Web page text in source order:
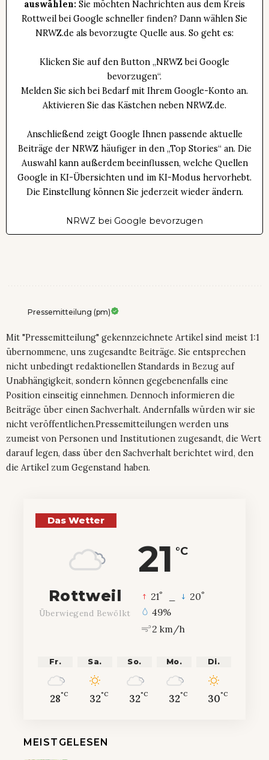
auswählen: Sie möchten Nachrichten aus dem Kreis
Rottweil bei Google schneller finden? Dann wählen Sie
NRWZ.de als bevorzugte Quelle aus. So geht es:
Klicken Sie auf den Button „NRWZ bei Google
bevorzugen“.
Melden Sie sich bei Bedarf mit Ihrem Google-Konto an.
Aktivieren Sie das Kästchen neben NRWZ.de.
Anschließend zeigt Google Ihnen passende aktuelle
Beiträge der NRWZ häufiger in den „Top Stories“ an. Die
Auswahl kann außerdem beeinflussen, welche Quellen
Google in KI-Übersichten und im KI-Modus hervorhebt.
Die Einstellung können Sie jederzeit wieder ändern.
NRWZ bei Google bevorzugen
Pressemitteilung (pm)
Mit "Pressemitteilung" gekennzeichnete Artikel sind meist 1:1
übernommene, uns zugesandte Beiträge. Sie entsprechen
nicht unbedingt redaktionellen Standards in Bezug auf
Unabhängigkeit, sondern können gegebenenfalls eine
Position einseitig einnehmen. Dennoch informieren die
Beiträge über einen Sachverhalt. Andernfalls würden wir sie
nicht veröffentlichen.Pressemitteilungen werden uns
zumeist von Personen und Institutionen zugesandt, die Wert
darauf legen, dass über den Sachverhalt berichtet wird, den
die Artikel zum Gegenstand haben.
Das Wetter
21 °C
Rottweil
Überwiegend Bewölkt
21° 20°
49%
2 km/h
Fr.
28°C
Sa.
32°C
So.
32°C
Mo.
32°C
Di.
30°C
MEISTGELESEN